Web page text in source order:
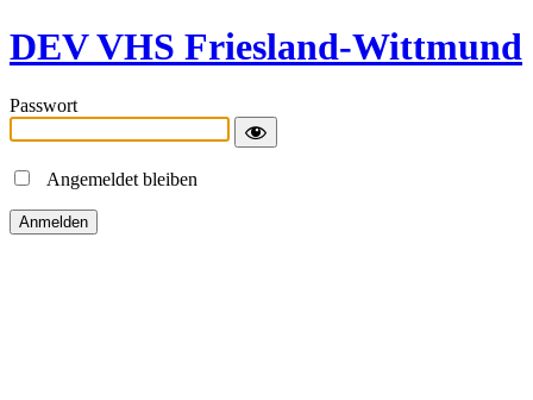
DEV VHS Friesland-Wittmund
Passwort
Angemeldet bleiben